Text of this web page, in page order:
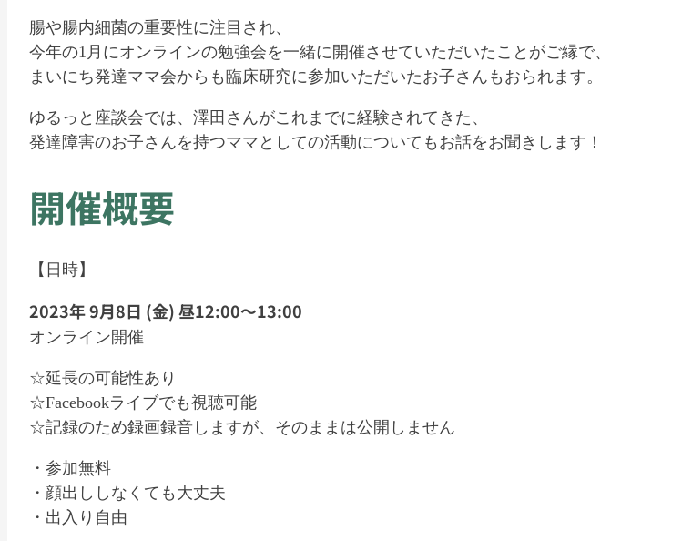
腸や腸内細菌の重要性に注目され、
今年の1月にオンラインの勉強会を一緒に開催させていただいたことがご縁で、
まいにち発達ママ会からも臨床研究に参加いただいたお子さんもおられます。
ゆるっと座談会では、澤田さんがこれまでに経験されてきた、
発達障害のお子さんを持つママとしての活動についてもお話をお聞きします！
開催概要
【日時】
2023年 9月8日 (金) 昼12:00～13:00
オンライン開催
☆延長の可能性あり
☆Facebookライブでも視聴可能
☆記録のため録画録音しますが、そのままは公開しません
・参加無料
・顔出ししなくても大丈夫
・出入り自由